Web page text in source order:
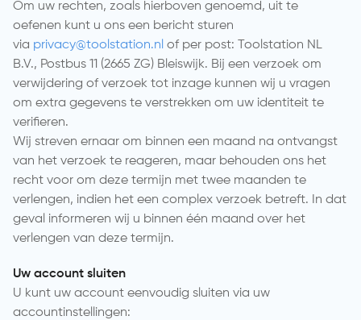
Om uw rechten, zoals hierboven genoemd, uit te
oefenen kunt u ons een bericht sturen
via privacy@toolstation.nl of per post: Toolstation NL
B.V., Postbus 11 (2665 ZG) Bleiswijk. Bij een verzoek om
verwijdering of verzoek tot inzage kunnen wij u vragen
om extra gegevens te verstrekken om uw identiteit te
verifieren.
Wij streven ernaar om binnen een maand na ontvangst
van het verzoek te reageren, maar behouden ons het
recht voor om deze termijn met twee maanden te
verlengen, indien het een complex verzoek betreft. In dat
geval informeren wij u binnen één maand over het
verlengen van deze termijn.
Uw account sluiten
U kunt uw account eenvoudig sluiten via uw
accountinstellingen: